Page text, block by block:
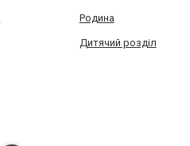
Родина
Дитячий розділ